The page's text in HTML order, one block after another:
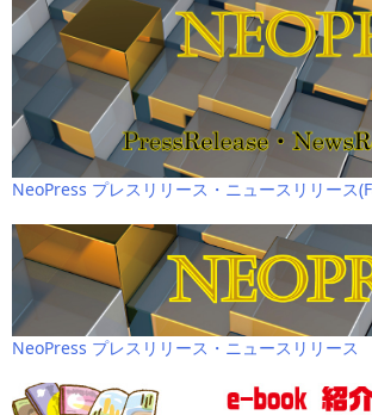
NeoPress プレスリリース・ニュースリリース
NeoPress プレスリリース・ニュースリリース